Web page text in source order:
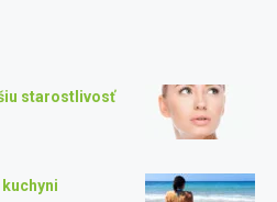
starostlivosť